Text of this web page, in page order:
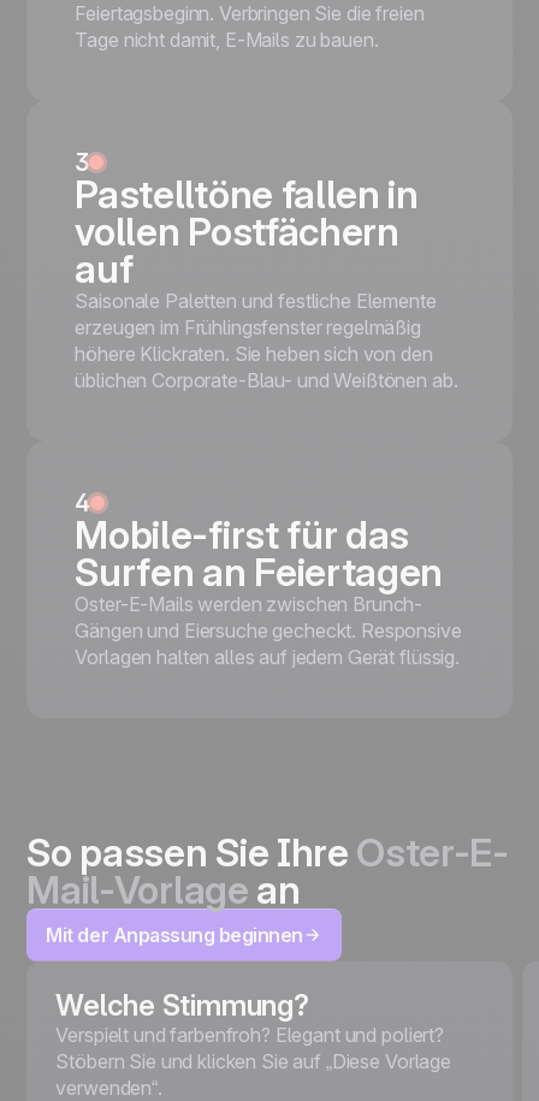
Feiertagsbeginn. Verbringen Sie die freien
Tage nicht damit, E-Mails zu bauen.
3
Pastelltöne fallen in
vollen Postfächern
auf
Saisonale Paletten und festliche Elemente
erzeugen im Frühlingsfenster regelmäßig
höhere Klickraten. Sie heben sich von den
üblichen Corporate-Blau- und Weißtönen ab.
4
Mobile-first für das
Surfen an Feiertagen
Oster-E-Mails werden zwischen Brunch-
Gängen und Eiersuche gecheckt. Responsive
Vorlagen halten alles auf jedem Gerät flüssig.
So passen Sie Ihre Oster-E-
Mail-Vorlage an
Mit der Anpassung beginnen
Welche Stimmung?
Verspielt und farbenfroh? Elegant und poliert?
Stöbern Sie und klicken Sie auf „Diese Vorlage
verwenden“.